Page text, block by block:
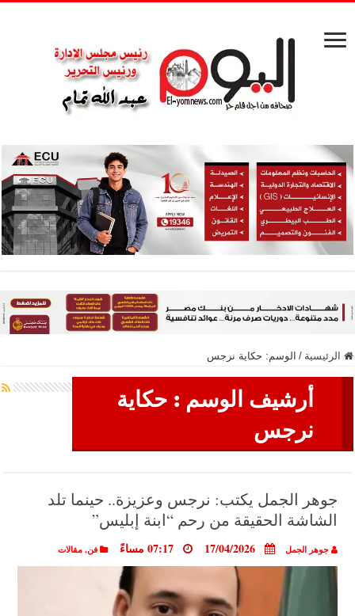
الرئيسية / الوسم: حكاية نرجس
أرشيف الوسم :حكاية
نرجس
جوهر الجمل يكتب: نرجس وعزيزة.. حينما تلد
الشاشة الحقيقة من رحم “ابنة إبليس”
جوهر الجمل 17/04/2026 07:17 مساءً فن,مقالات